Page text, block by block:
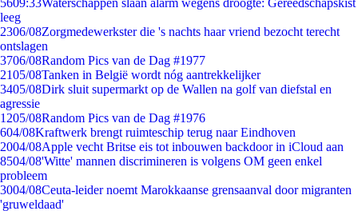
5609:33Waterschappen slaan alarm wegens droogte: Gereedschapskist
leeg
2306/08Zorgmedewerkster die 's nachts haar vriend bezocht terecht
ontslagen
3706/08Random Pics van de Dag #1977
2105/08Tanken in België wordt nóg aantrekkelijker
3405/08Dirk sluit supermarkt op de Wallen na golf van diefstal en
agressie
1205/08Random Pics van de Dag #1976
604/08Kraftwerk brengt ruimteschip terug naar Eindhoven
2004/08Apple vecht Britse eis tot inbouwen backdoor in iCloud aan
8504/08'Witte' mannen discrimineren is volgens OM geen enkel
probleem
3004/08Ceuta-leider noemt Marokkaanse grensaanval door migranten
'gruweldaad'